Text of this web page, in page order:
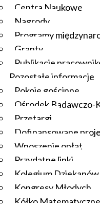
Centra Naukowe
Nagrody
Programy
Granty
Publikacje
Pozostałe informacje
Pokoje gościnne
Ośrodek
Przetargi
Dofinansowane
Wnoszenie opłat
Przydatne linki
Kolegium
Kongresy Młodych
Kółko Matematyczne